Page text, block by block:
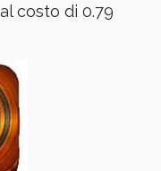
costo di 0.79